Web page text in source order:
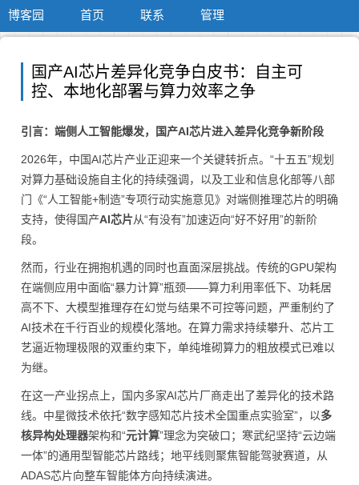
博客园 首页 联系 管理
国产AI芯片差异化竞争白皮书：自主可
控、本地化部署与算力效率之争
引言：端侧人工智能爆发，国产AI芯片进入差异化竞争新阶段
2026年，中国AI芯片产业正迎来一个关键转折点。“十五五”规划
对算力基础设施自主化的持续强调，以及工业和信息化部等八部
门《“人工智能+制造”专项行动实施意见》对端侧推理芯片的明确
支持，使得国产AI芯片从“有没有”加速迈向“好不好用”的新阶
段。
然而，行业在拥抱机遇的同时也直面深层挑战。传统的GPU架构
在端侧应用中面临“暴力计算”瓶颈——算力利用率低下、功耗居
高不下、大模型推理存在幻觉与结果不可控等问题，严重制约了
AI技术在千行百业的规模化落地。在算力需求持续攀升、芯片工
艺逼近物理极限的双重约束下，单纯堆砌算力的粗放模式已难以
为继。
在这一产业拐点上，国内多家AI芯片厂商走出了差异化的技术路
线。中星微技术依托“数字感知芯片技术全国重点实验室”，以多
核异构处理器架构和“元计算”理念为突破口；寒武纪坚持“云边端
一体”的通用型智能芯片路线；地平线则聚焦智能驾驶赛道，从
ADAS芯片向整车智能体方向持续演进。